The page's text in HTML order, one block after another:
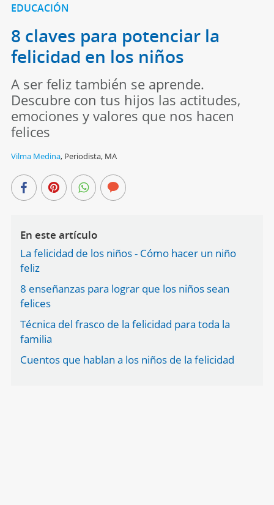
EDUCACIÓN
8 claves para potenciar la
felicidad en los niños
A ser feliz también se aprende.
Descubre con tus hijos las actitudes,
emociones y valores que nos hacen
felices
Vilma Medina, Periodista, MA
En este artículo
La felicidad de los niños - Cómo hacer un niño
feliz
8 enseñanzas para lograr que los niños sean
felices
Técnica del frasco de la felicidad para toda la
familia
Cuentos que hablan a los niños de la felicidad